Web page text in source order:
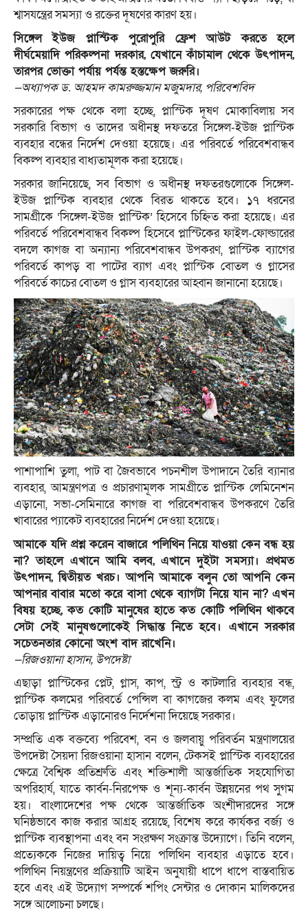
শ্বাসযন্ত্রের সমস্যা ও রক্তের দূষণের কারণ হয়।
সিঙ্গেল ইউজ প্লাস্টিক পুরোপুরি ফ্রেশ আউট করতে হলে
দীর্ঘমেয়াদি পরিকল্পনা দরকার, যেখানে কাঁচামাল থেকে উৎপাদন,
তারপর ভোক্তা পর্যায় পর্যন্ত হস্তক্ষেপ জরুরি।
—অধ্যাপক ড. আহমদ কামরুজ্জমান মজুমদার, পরিবেশবিদ
সরকারের পক্ষ থেকে বলা হচ্ছে, প্লাস্টিক দূষণ মোকাবিলায় সব
সরকারি বিভাগ ও তাদের অধীনস্থ দফতরে সিঙ্গেল-ইউজ প্লাস্টিক
ব্যবহার বন্ধের নির্দেশ দেওয়া হয়েছে। এর পরিবর্তে পরিবেশবান্ধব
বিকল্প ব্যবহার বাধ্যতামূলক করা হয়েছে।
সরকার জানিয়েছে, সব বিভাগ ও অধীনস্থ দফতরগুলোকে সিঙ্গেল-
ইউজ প্লাস্টিক ব্যবহার থেকে বিরত থাকতে হবে। ১৭ ধরনের
সামগ্রীকে ‘সিঙ্গেল-ইউজ প্লাস্টিক’ হিসেবে চিহ্নিত করা হয়েছে। এর
পরিবর্তে পরিবেশবান্ধব বিকল্প হিসেবে প্লাস্টিকের ফাইল-ফোল্ডারের
বদলে কাগজ বা অন্যান্য পরিবেশবান্ধব উপকরণ, প্লাস্টিক ব্যাগের
পরিবর্তে কাপড় বা পাটের ব্যাগ এবং প্লাস্টিক বোতল ও গ্লাসের
পরিবর্তে কাচের বোতল ও গ্লাস ব্যবহারের আহ্বান জানানো হয়েছে।
পাশাপাশি তুলা, পাট বা জৈবভাবে পচনশীল উপাদানে তৈরি ব্যানার
ব্যবহার, আমন্ত্রণপত্র ও প্রচারণামূলক সামগ্রীতে প্লাস্টিক লেমিনেশন
এড়ানো, সভা-সেমিনারে কাগজ বা পরিবেশবান্ধব উপকরণে তৈরি
খাবারের প্যাকেট ব্যবহারের নির্দেশ দেওয়া হয়েছে।
আমাকে যদি প্রশ্ন করেন বাজারে পলিথিন নিয়ে যাওয়া কেন বন্ধ হয়
না? তাহলে এখানে আমি বলব, এখানে দুইটা সমস্যা। প্রথমত
উৎপাদন, দ্বিতীয়ত খরচ। আপনি আমাকে বলুন তো আপনি কেন
আপনার বাবার মতো করে বাসা থেকে ব্যাগটা নিয়ে যান না? এখন
বিষয় হচ্ছে, কত কোটি মানুষের হাতে কত কোটি পলিথিন থাকবে
সেটা সেই মানুষগুলোকেই সিদ্ধান্ত নিতে হবে। এখানে সরকার
সচেতনতার কোনো অংশ বাদ রাখেনি।
—রিজওয়ানা হাসান, উপদেষ্টা
এছাড়া প্লাস্টিকের প্লেট, গ্লাস, কাপ, স্ট্র ও কাটলারি ব্যবহার বন্ধ,
প্লাস্টিক কলমের পরিবর্তে পেন্সিল বা কাগজের কলম এবং ফুলের
তোড়ায় প্লাস্টিক এড়ানোরও নির্দেশনা দিয়েছে সরকার।
সম্প্রতি এক বক্তব্যে পরিবেশ, বন ও জলবায়ু পরিবর্তন মন্ত্রণালয়ের
উপদেষ্টা সৈয়দা রিজওয়ানা হাসান বলেন, টেকসই প্লাস্টিক ব্যবহারের
ক্ষেত্রে বৈশ্বিক প্রতিশ্রুতি এবং শক্তিশালী আন্তর্জাতিক সহযোগিতা
অপরিহার্য, যাতে কার্বন-নিরপেক্ষ ও শূন্য-কার্বন উন্নয়নের পথ সুগম
হয়। বাংলাদেশের পক্ষ থেকে আন্তর্জাতিক অংশীদারদের সঙ্গে
ঘনিষ্ঠভাবে কাজ করার আগ্রহ রয়েছে, বিশেষ করে কার্যকর বর্জ্য ও
প্লাস্টিক ব্যবস্থাপনা এবং বন সংরক্ষণ সংক্রান্ত উদ্যোগে। তিনি বলেন,
প্রত্যেককে নিজের দায়িত্ব নিয়ে পলিথিন ব্যবহার এড়াতে হবে।
পলিথিন নিয়ন্ত্রণের প্রক্রিয়াটি আইন অনুযায়ী ধাপে ধাপে বাস্তবায়িত
হবে এবং এই উদ্যোগ সম্পর্কে শপিং সেন্টার ও দোকান মালিকদের
সঙ্গে আলোচনা চলছে।